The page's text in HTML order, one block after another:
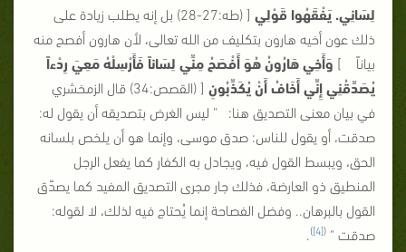
لِسَانِي. يَفْقَهُوا قَوْلِي
[ (طه:27-28) بل إنه يطلب زيادة على
ذلك عون أخيه هارون بتكليف من الله تعالى، لأن هارون أفصح منه
بياناً ] وَأَخِي هَارُونُ هُوَ أَفْصَحُ مِنِّي لِسَاناً فَأَرْسِلْهُ مَعِيَ رِدْءاً
يُصَدِّقُنِي إِنِّي أَخَافُ أَنْ يُكَذِّبُونِ
[ (القصص:34) قال الزمخشري
في بيان معنى التصديق هنا: " ليس الغرض بتصديقه أن يقول له:
صدقت، أو يقول للناس: صدق موسى، وإنما هو أن يلخص بلسانه
الحق، ويبسط القول فيه، ويجادل به الكفار كما يفعل الرجل
المنطيق ذو العارضة، فذلك جار مجرى التصديق المفيد كما يصدّق
القول بالبرهان.. وفضل الفصاحة إنما يُحتاج فيه لذلك، لا لقوله:
صدقت " (
[4]
)
.